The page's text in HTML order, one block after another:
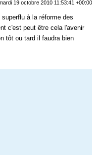
19 octobre 2010 11:53:41 +00:00
à la réforme des
c'est peut être cela l'avenir
tôt ou tard il faudra bien